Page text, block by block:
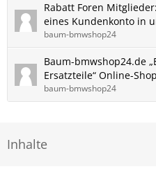
Rabatt Foren
eines Kundenkonto in
baum-bmwshop24
Baum-bmwshop24.de
Ersatzteile“ Online-Shop
baum-bmwshop24
Inhalte